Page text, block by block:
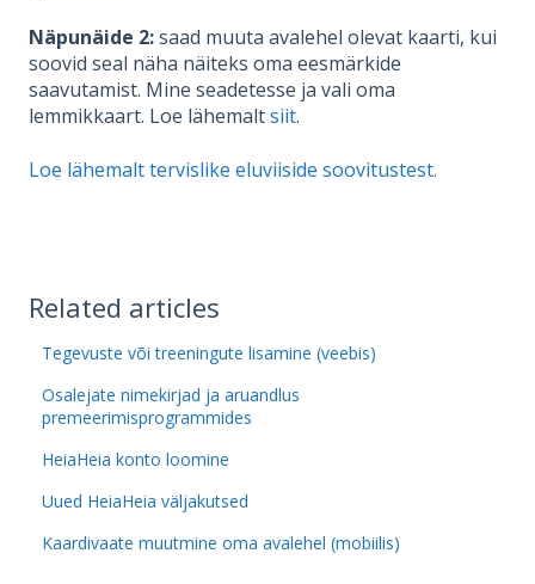
Näpunäide 2:saad muuta avalehel olevat kaarti, kui
soovid seal näha näiteks oma eesmärkide
saavutamist. Mine seadetesse ja vali oma
lemmikkaart. Loe lähemaltsiit.
Loe lähemalt tervislike eluviiside soovitustest.
Related articles
Tegevuste või treeningute lisamine (veebis)
Osalejate nimekirjad ja aruandlus
premeerimisprogrammides
HeiaHeia konto loomine
Uued HeiaHeia väljakutsed
Kaardivaate muutmine oma avalehel (mobiilis)